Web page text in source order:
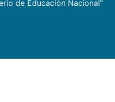
de Educación Nacional”